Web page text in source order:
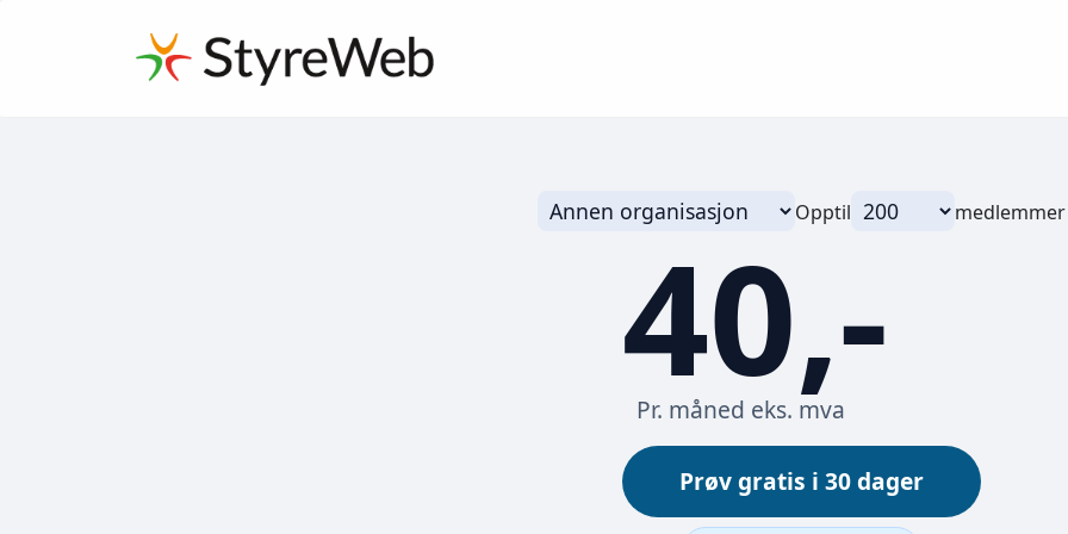
Opptil medlemmer
40,-
Pr. måned eks. mva
Prøv gratis i 30 dager